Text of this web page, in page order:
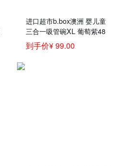
进口超市b.box澳洲 婴儿童
三合一吸管碗XL 葡萄紫48
0ml（bbox辅食吸管碗宝宝
零食碗）
到手价¥ 99.00